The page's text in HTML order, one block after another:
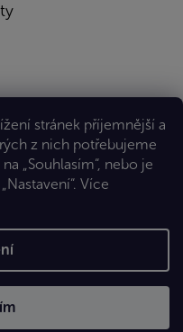
stránek příjemnější a
z nich potřebujeme
„Souhlasím“, nebo je
Více
Premium
spol. s r.o.. Všechna